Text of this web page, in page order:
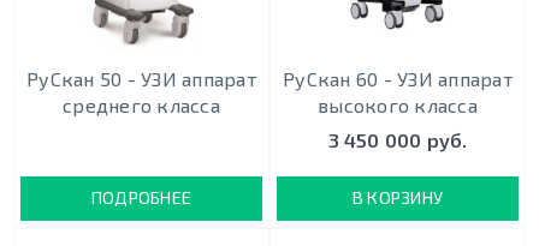
РуСкан 50 - УЗИ аппарат
среднего класса
ПОДРОБНЕЕ
РуСкан 60 - УЗИ аппарат
высокого класса
3 450 000 руб.
В КОРЗИНУ